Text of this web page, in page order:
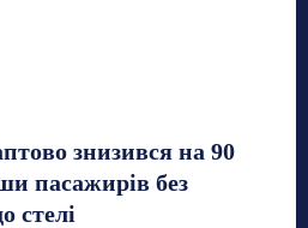
знизився на 90
пасажирів без
стелі